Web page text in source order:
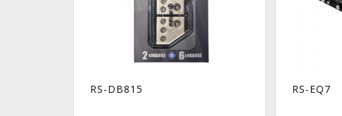
RS-DB815 RS-EQ7